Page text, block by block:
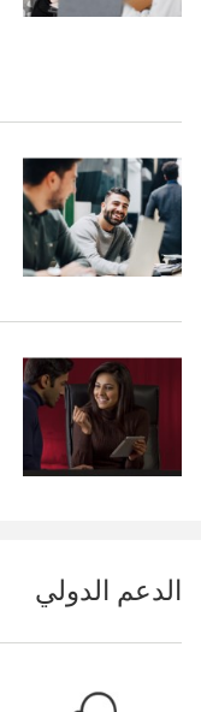
الدعم الدولي